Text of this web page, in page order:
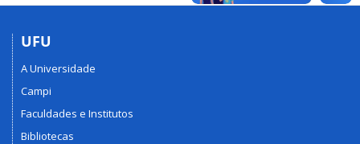
UFU
A Universidade
Campi
Faculdades e Institutos
Bibliotecas